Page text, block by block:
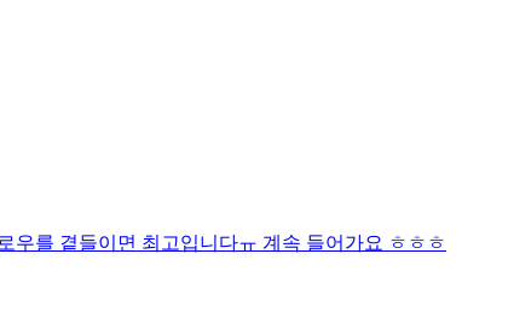
우를 곁들이면 최고입니다ㅠ 계속 들어가요 ㅎㅎㅎ